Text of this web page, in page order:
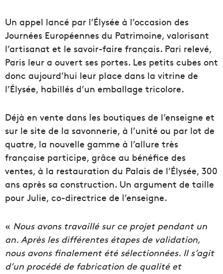
Un appel lancé par l’Élysée à l’occasion des
Journées Européennes du Patrimoine, valorisant
l’artisanat et le savoir-faire français. Pari relevé,
Paris leur a ouvert ses portes. Les petits cubes ont
donc aujourd’hui leur place dans la vitrine de
l’Élysée, habillés d’un emballage tricolore.
Déjà en vente dans les boutiques de l’enseigne et
sur le site de la savonnerie, à l’unité ou par lot de
quatre, la nouvelle gamme à l’allure très
française participe, grâce au bénéfice des
ventes, à la restauration du Palais de l’Élysée, 300
ans après sa construction. Un argument de taille
pour Julie, co-directrice de l’enseigne.
« Nous avons travaillé sur ce projet pendant un
an. Après les différentes étapes de validation,
nous avons finalement été sélectionnées. Il s’agit
d’un procédé de fabrication de qualité et